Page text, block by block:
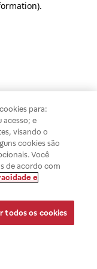
.
para:
acesso; e
visando o
cookies são
Você
de acordo com
e
todos os cookies